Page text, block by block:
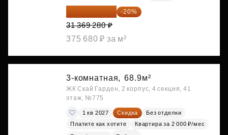
25 095 424 ₽ -20%
31 369 280 ₽
375 680 ₽ за м²
3-комнатная, 68.9м²
ЖК Скай Гарден, 2 корпус, 4 секция, 41
этаж, №775
1 кв 2027 Скидка
Без отделки
Платите как хотите
Квартира за 2 000 ₽/мес